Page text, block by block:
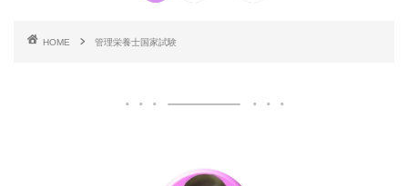
HOME 管理栄養士国家試験